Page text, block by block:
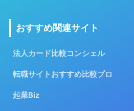
おすすめ関連サイト
法人カード比較コンシェル
転職サイトおすすめ比較プロ
起業Biz